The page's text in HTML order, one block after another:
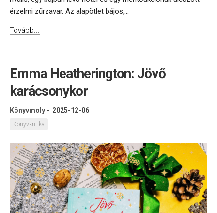
érzelmi zűrzavar. Az alapötlet bájos,...
Tovább...
Emma Heatherington: Jövő
karácsonykor
Könyvmoly - 2025-12-06
Könyvkritika